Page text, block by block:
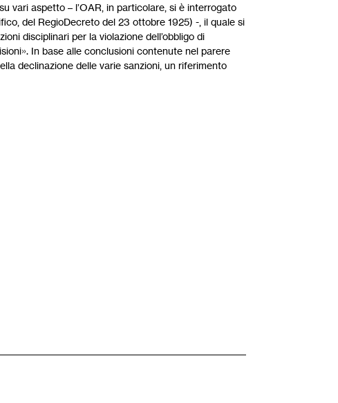
vari aspetto – l’OAR, in particolare, si è interrogato
del RegioDecreto del 23 ottobre 1925) -, il quale si
disciplinari per la violazione dell’obbligo di
In base alle conclusioni contenute nel parere
declinazione delle varie sanzioni, un riferimento